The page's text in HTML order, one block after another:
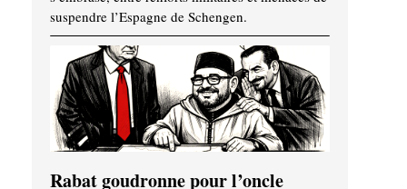
suspendre l’Espagne de Schengen.
Rabat goudronne pour l’oncle